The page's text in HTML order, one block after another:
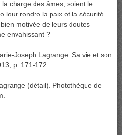
charge des âmes, soient le
leur rendre la paix et la sécurité
motivée de leurs doutes
envahissant ?
Joseph Lagrange. Sa vie et son
p. 171-172.
(détail). Photothèque de